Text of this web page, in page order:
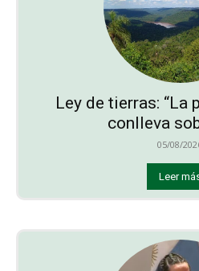
Ley de tierras: “La
conlleva
05/08/
Leer